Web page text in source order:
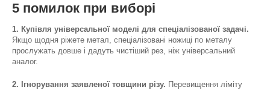
5 помилок при виборі
1. Купівля універсальної моделі для спеціалізованої задачі.
Якщо щодня ріжете метал, спеціалізовані ножиці по металу
прослужать довше і дадуть чистіший рез, ніж універсальний
аналог.
2. Ігнорування заявленої товщини різу. Перевищення ліміту